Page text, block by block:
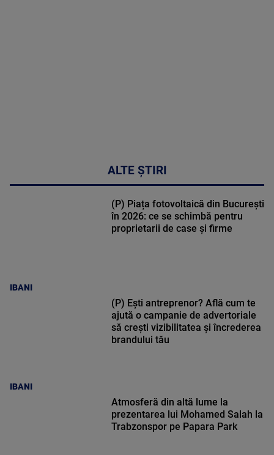
ALTE ȘTIRI
IBANI
(P) Piața fotovoltaică din București
în 2026: ce se schimbă pentru
proprietarii de case și firme
IBANI
(P) Ești antreprenor? Află cum te
ajută o campanie de advertoriale
să crești vizibilitatea și încrederea
brandului tău
Atmosferă din altă lume la
prezentarea lui Mohamed Salah la
Trabzonspor pe Papara Park